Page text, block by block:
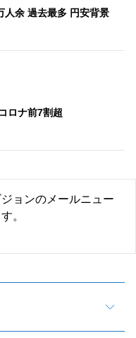
人余 過去最多 円安背景
ロナ前7割超
ョンのメールニュー
。